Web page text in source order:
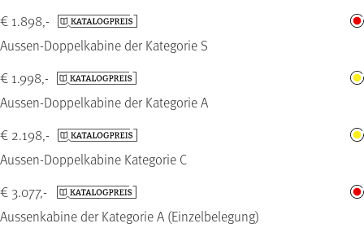
Aussen-Doppelkabine der Kategorie S
€ 1.898,-
Aussen-Doppelkabine der Kategorie A
€ 1.998,-
Aussen-Doppelkabine Kategorie C
€ 2.198,-
Aussenkabine der Kategorie A (Einzelbelegung)
€ 3.077,-